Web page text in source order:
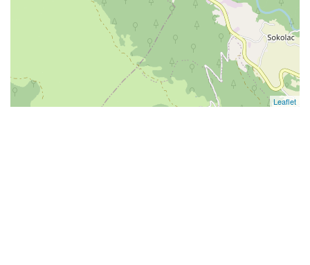
Leaflet